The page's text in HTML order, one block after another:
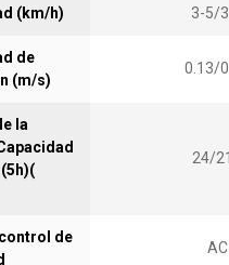
manija de control, diseñada
comodidad al operario. El
el ascenso y el
en la manija de control.
de parada de emergencia
al operador detener de
de manejo eléctricamente
(km/h) 3-5/
de
(m/s)
0.13/
la
24/
de
AC